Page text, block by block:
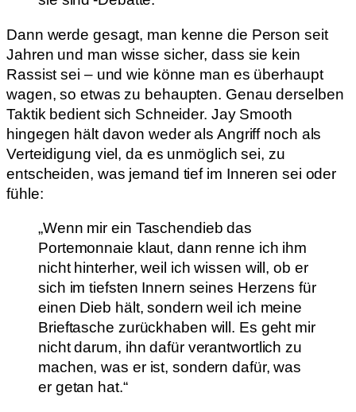
Dann werde gesagt, man kenne die Person seit
Jahren und man wisse sicher, dass sie kein
Rassist sei – und wie könne man es überhaupt
wagen, so etwas zu behaupten. Genau derselben
Taktik bedient sich Schneider. Jay Smooth
hingegen hält davon weder als Angriff noch als
Verteidigung viel, da es unmöglich sei, zu
entscheiden, was jemand tief im Inneren sei oder
fühle:
„Wenn mir ein Taschendieb das
Portemonnaie klaut, dann renne ich ihm
nicht hinterher, weil ich wissen will, ob er
sich im tiefsten Innern seines Herzens für
einen Dieb hält, sondern weil ich meine
Brieftasche zurückhaben will. Es geht mir
nicht darum, ihn dafür verantwortlich zu
machen, was er ist, sondern dafür, was
er getan hat.“